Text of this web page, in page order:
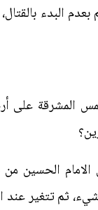
البدء
المشرقة على
الحسين من
شيء، ثم تتغير